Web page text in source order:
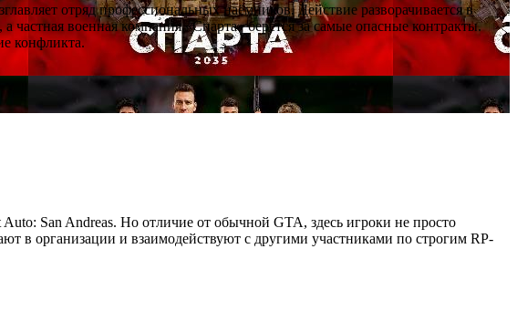
отряд профессиональных наёмников. Действие разворачивается в
военная компания «Спарта» берётся за самые опасные контракты.
конфликта.
San Andreas. Но отличие от обычной GTA, здесь игроки не просто
в организации и взаимодействуют с другими участниками по строгим RP-